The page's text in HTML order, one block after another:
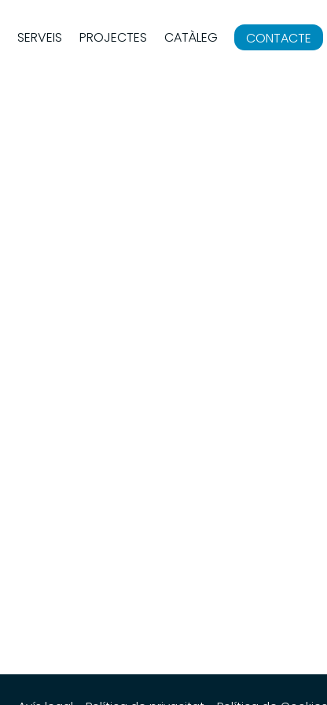
SERVEIS PROJECTES CATÀLEG CONTACTE